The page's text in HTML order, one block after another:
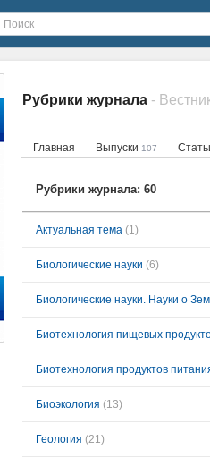
Рубрики журнала
Главная Выпуски 107
Рубрики журнала: 60
Актуальная тема (1)
Биологические науки (6)
Биологические науки. Науки о
Биотехнология пищевых
Биотехнология продуктов
Биоэкология (13)
Геология (21)